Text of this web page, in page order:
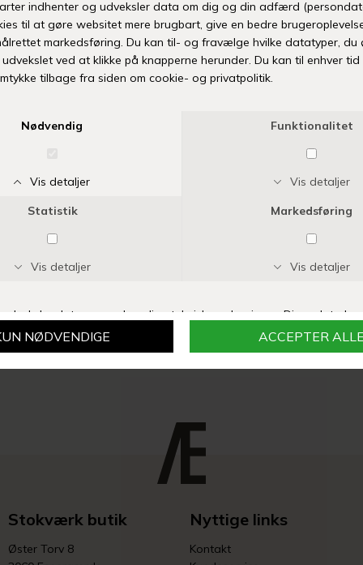
Fri fragt over 399 kr Levering 1-3 hverdage 14 dages fuld returret
Vi anbefaler også
STUFF DESIGN
GAFFEL 9 CM | SORT
DKK 49,95
ERNST
SALATBESTIK I TRÆ - SORT
DKK 149,00
Stokværk butik
Øster Torv 8
Nyttige links
Kontakt